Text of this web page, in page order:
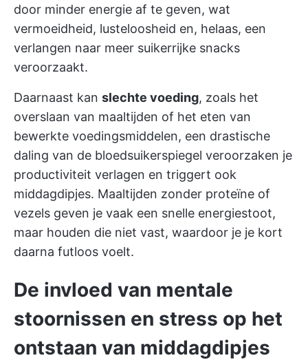
door minder energie af te geven, wat
vermoeidheid, lusteloosheid en, helaas, een
verlangen naar meer suikerrijke snacks
veroorzaakt.
Daarnaast kan slechte voeding, zoals het
overslaan van maaltijden of het eten van
bewerkte voedingsmiddelen, een drastische
daling van de bloedsuikerspiegel veroorzaken je
productiviteit verlagen en triggert ook
middagdipjes. Maaltijden zonder proteïne of
vezels geven je vaak een snelle energiestoot,
maar houden die niet vast, waardoor je je kort
daarna futloos voelt.
De invloed van mentale
stoornissen en stress op het
ontstaan van middagdipjes